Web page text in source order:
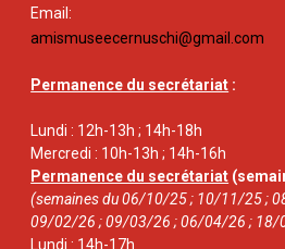
Email:
amismuseecernuschi@gmail.com
Permanence du secrétariat :
Lundi : 12h-13h ; 14h-18h
Mercredi : 10h-13h ; 14h-16h
Permanence du secrétariat
(semaines du 06/10/25 ; 10/11/25 ;
09/02/26 ; 09/03/26 ; 06/04/26 ; 18/
Lundi : 14h-17h